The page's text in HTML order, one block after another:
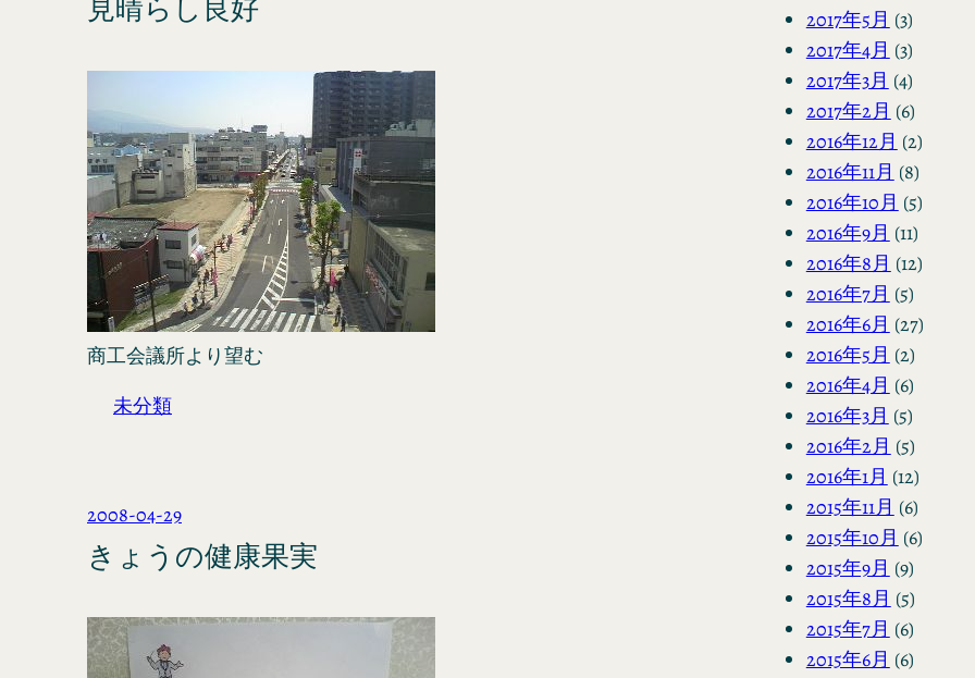
見晴らし良好
商工会議所より望む
未分類
2008-04-29
きょうの健康果実
2017年5月 (3)
2017年4月 (3)
2017年3月 (4)
2017年2月 (6)
2016年12月 (2)
2016年11月 (8)
2016年10月 (5)
2016年9月 (11)
2016年8月 (12)
2016年7月 (5)
2016年6月 (27)
2016年5月 (2)
2016年4月 (6)
2016年3月 (5)
2016年2月 (5)
2016年1月 (12)
2015年11月 (6)
2015年10月 (6)
2015年9月 (9)
2015年8月 (5)
2015年7月 (6)
2015年6月 (6)